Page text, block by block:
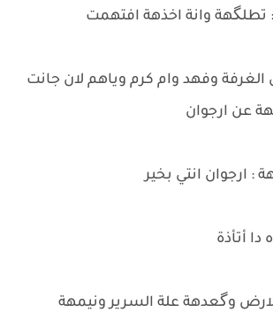
تطلگهة وانة اخذهة افتهمت
وفهد وام كرم وياهم لان جانت
عن ارجوان
: ارجوان انتي بخير
دا أتأذة
وگعدهة علة السرير ونيمهة